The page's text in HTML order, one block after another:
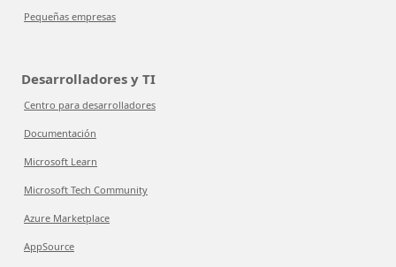
Pequeñas empresas
Desarrolladores y TI
Centro para desarrolladores
Documentación
Microsoft Learn
Microsoft Tech Community
Azure Marketplace
AppSource